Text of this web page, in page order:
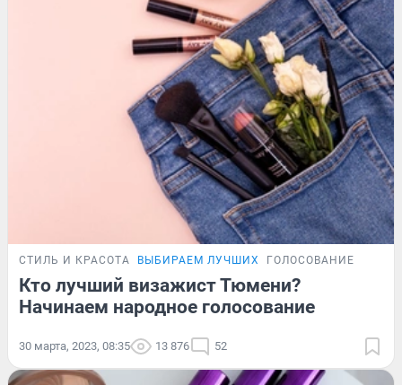
СТИЛЬ И КРАСОТА ВЫБИРАЕМ ЛУЧШИХ ГОЛОСОВАНИЕ
Кто лучший визажист Тюмени?
Начинаем народное голосование
30 марта, 2023, 08:35 13 876 52